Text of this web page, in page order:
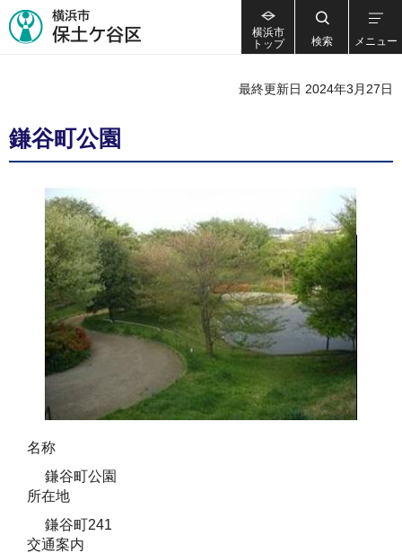
横浜市
トップ
検索 メニュー
最終更新日 2024年3月27日
鎌谷町公園
名称
鎌谷町公園
所在地
鎌谷町241
交通案内